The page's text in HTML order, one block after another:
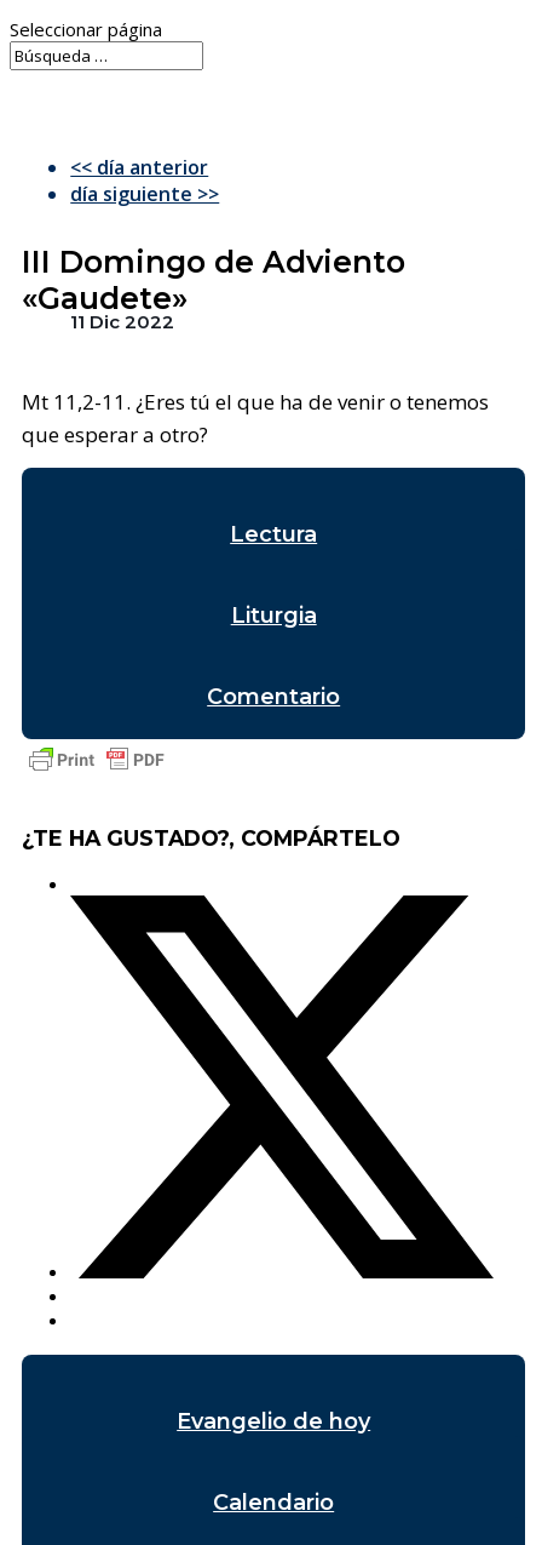
Seleccionar página
<< día anterior
día siguiente >>
III Domingo de Adviento
«Gaudete»
11 Dic 2022
Mt 11,2-11. ¿Eres tú el que ha de venir o tenemos
que esperar a otro?
Lectura
Liturgia
Comentario
¿TE HA GUSTADO?, COMPÁRTELO
Evangelio de hoy
Calendario